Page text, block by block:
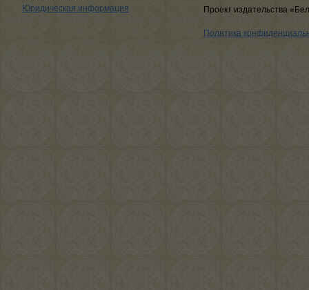
Юридическая информация
Проект издательства
Политика